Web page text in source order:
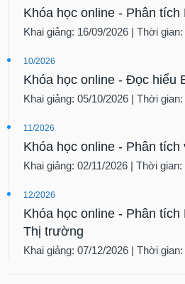
Khóa học online - Phân
Khai giảng: 16/09/2026 | Thời
10/2026
Khóa học online - Đọc hiểu
Khai giảng: 05/10/2026 | Thời
11/2026
Khóa học online - Phân
Khai giảng: 02/11/2026 | Thời
12/2026
Khóa học online - Phân tích
Thị trường
Khai giảng: 07/12/2026 | Thời